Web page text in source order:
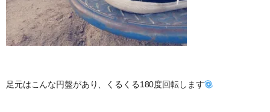
足元はこんな円盤があり、くるくる180度回転します